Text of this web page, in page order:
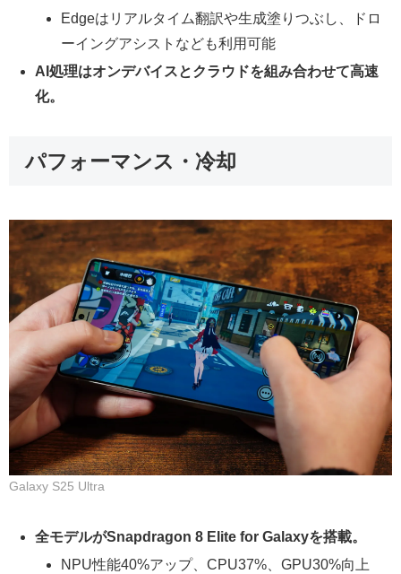
Edgeはリアルタイム翻訳や生成塗りつぶし、ドロ
ーイングアシストなども利用可能
AI処理はオンデバイスとクラウドを組み合わせて高速
化。
パフォーマンス・冷却
Galaxy S25 Ultra
全モデルがSnapdragon 8 Elite for Galaxyを搭載。
NPU性能40%アップ、CPU37%、GPU30%向上